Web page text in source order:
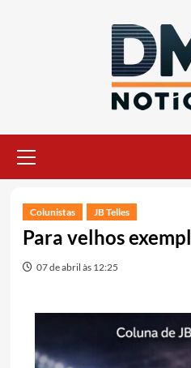
principal
Colunistas JB Telles
Para velhos
07 de abril às 12:25